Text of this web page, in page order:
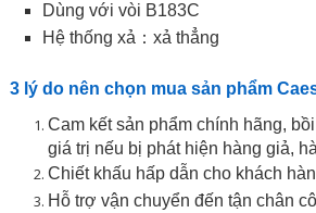
Dùng với vòi B183C
Hệ thống xả：xả thẳng
3 lý do nên chọn mua sản phẩm
Cam kết sản phẩm chính hãng,
giá trị nếu bị phát hiện hàng giả,
Chiết khấu hấp dẫn cho khách
Hỗ trợ vận chuyển đến tận chân